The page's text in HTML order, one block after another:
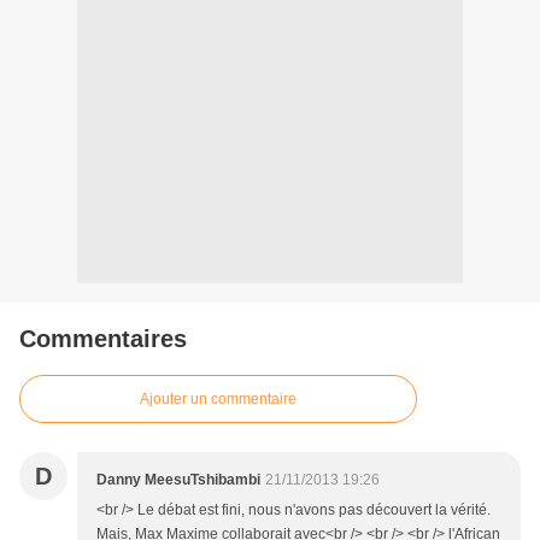
Commentaires
Ajouter un commentaire
D Danny MeesuTshibambi 21/11/2013 19:26
<br /> Le débat est fini, nous n'avons pas découvert la vérité.
Mais, Max Maxime collaborait avec<br /> <br /> <br /> l'African